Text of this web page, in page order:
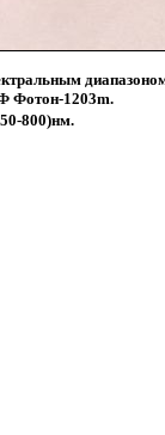
Фотон-1203m.
800)нм.